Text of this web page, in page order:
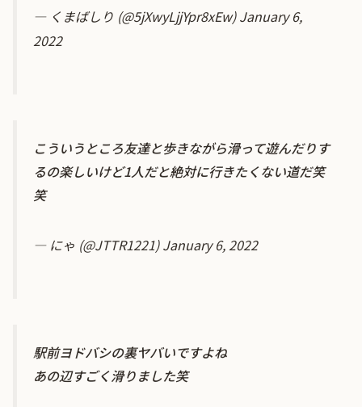
— くまばしり (@5jXwyLjjYpr8xEw)January 6,
2022
こういうところ友達と歩きながら滑って遊んだりす
るの楽しいけど1人だと絶対に行きたくない道だ笑
笑
— にゃ (@JTTR1221)January 6, 2022
駅前ヨドバシの裏ヤバいですよね
あの辺すごく滑りました笑